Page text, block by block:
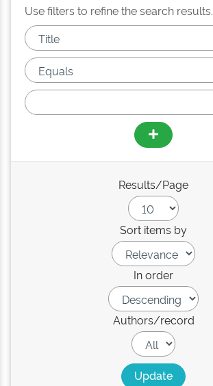
Use filters to refine the search results.
Results/Page
Sort items by
In order
Authors/record